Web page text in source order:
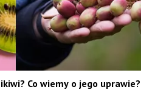
Co wiemy o jego uprawie?